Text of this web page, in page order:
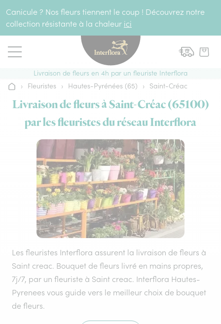
Canicule ? Nos fleurs tiennent le coup ! Découvrez notre
collection résistante à la chaleur ici
Livraison de fleurs en 4h par un fleuriste Interflora
Accueil
› Fleuristes › Hautes-Pyrénées (65) › Saint-Créac
Livraison de fleurs à Saint-Créac (65100)
par les fleuristes du réseau Interflora
Les fleuristes Interflora assurent la livraison de fleurs à
Saint creac. Bouquet de fleurs livré en mains propres,
7j/7, par un fleuriste à Saint creac. Interflora Hautes-
Pyrenees vous guide vers le meilleur choix de bouquet
de fleurs.